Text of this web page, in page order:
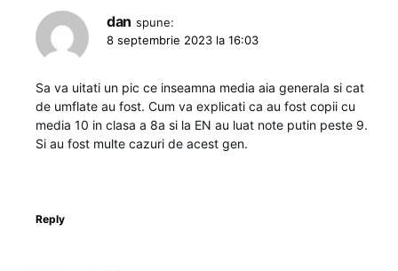
dan spune:
8 septembrie 2023 la 16:03
Sa va uitati un pic ce inseamna media aia generala si cat
de umflate au fost. Cum va explicati ca au fost copii cu
media 10 in clasa a 8a si la EN au luat note putin peste 9.
Si au fost multe cazuri de acest gen.
Reply